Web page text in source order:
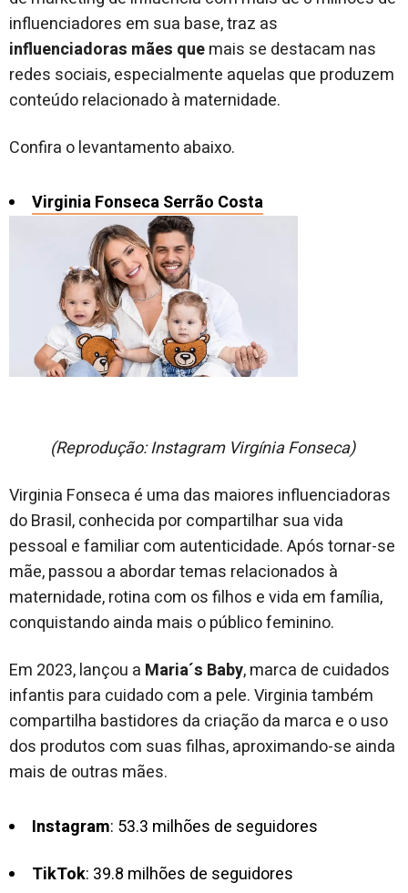
influenciadores em sua base, traz as
influenciadoras mães quemais se destacam nas
redes sociais, especialmente aquelas que produzem
conteúdo relacionado à maternidade.
Confira o levantamento abaixo.
Virginia Fonseca Serrão Costa
(Reprodução: Instagram Virgínia Fonseca)
Virginia Fonseca é uma das maiores influenciadoras
do Brasil, conhecida por compartilhar sua vida
pessoal e familiar com autenticidade. Após tornar-se
mãe, passou a abordar temas relacionados à
maternidade, rotina com os filhos e vida em família,
conquistando ainda mais o público feminino.
Em 2023, lançou a Maria´s Baby, marca de cuidados
infantis para cuidado com a pele. Virginia também
compartilha bastidores da criação da marca e o uso
dos produtos com suas filhas, aproximando-se ainda
mais de outras mães.
Instagram: 53.3 milhões de seguidores
TikTok: 39.8 milhões de seguidores